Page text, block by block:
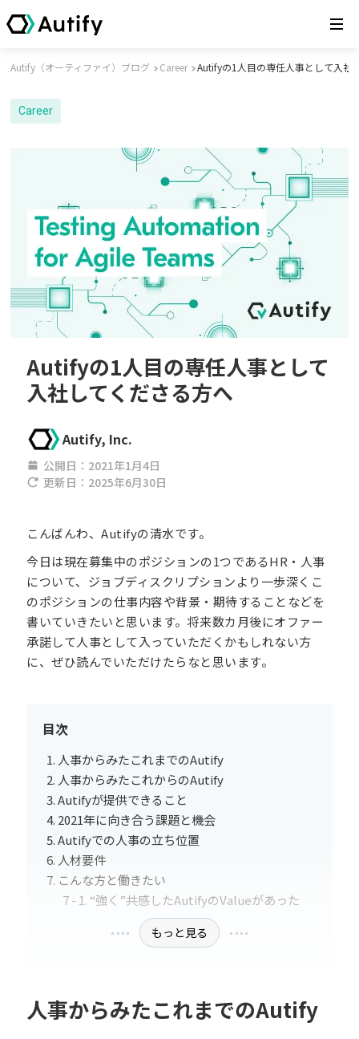
Autify（オーティファイ）ブログ Career Autifyの1人目の専任人事として入社
Career
Autifyの1人目の専任人事として
入社してくださる方へ
Autify, Inc.
公開日： 2021年1月4日
更新日： 2025年6月30日
こんばんわ、Autifyの清水です。
今日は現在募集中のポジションの1つであるHR・人事
について、ジョブディスクリプションより一歩深くこ
のポジションの仕事内容や背景・期待することなどを
書いていきたいと思います。将来数カ月後にオファー
承諾して人事として入っていただくかもしれない方
に、ぜひ読んでいただけたらなと思います。
目次
人事からみたこれまでのAutify
人事からみたこれからのAutify
Autifyが提供できること
2021年に向き合う課題と機会
Autifyでの人事の立ち位置
人材要件
こんな方と働きたい
“強く”共感したAutifyのValueがあった
もっと見る
人事からみたこれまでのAutify